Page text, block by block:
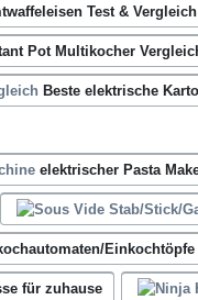
Test & Vergleich
Pot Multikocher
Beste elektrische
elektrischer Pasta
Einkochtöpfe
für zuhause